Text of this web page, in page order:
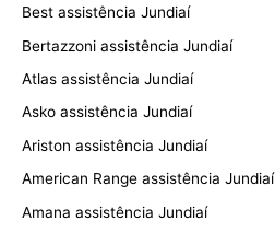
Best assistência Jundiaí
Bertazzoni assistência Jundiaí
Atlas assistência Jundiaí
Asko assistência Jundiaí
Ariston assistência Jundiaí
American Range assistência Jundiaí
Amana assistência Jundiaí